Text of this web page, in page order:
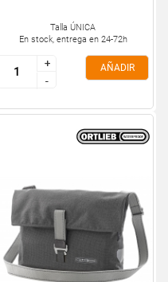
Talla ÚNICA
En stock, entrega en 24-72h
+
-
+
-
AÑADIR